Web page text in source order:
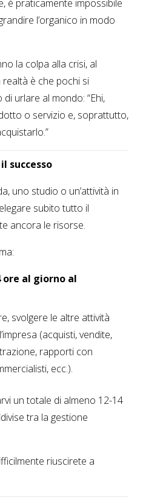
è praticamente impossibile
l’organico in modo
la colpa alla crisi, al
è che pochi si
urlare al mondo: “Ehi,
o servizio e, soprattutto,
successo
uno studio o un’attività in
subito tutto il
ancora le risorse.
ore al giorno al
svolgere le altre attività
(acquisti, vendite,
rapporti con
ecc.).
un totale di almeno 12-14
tra la gestione
riuscirete a